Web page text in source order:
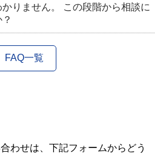
りません。 この段階から相談に
FAQ一覧
わせは、下記フォームからどう